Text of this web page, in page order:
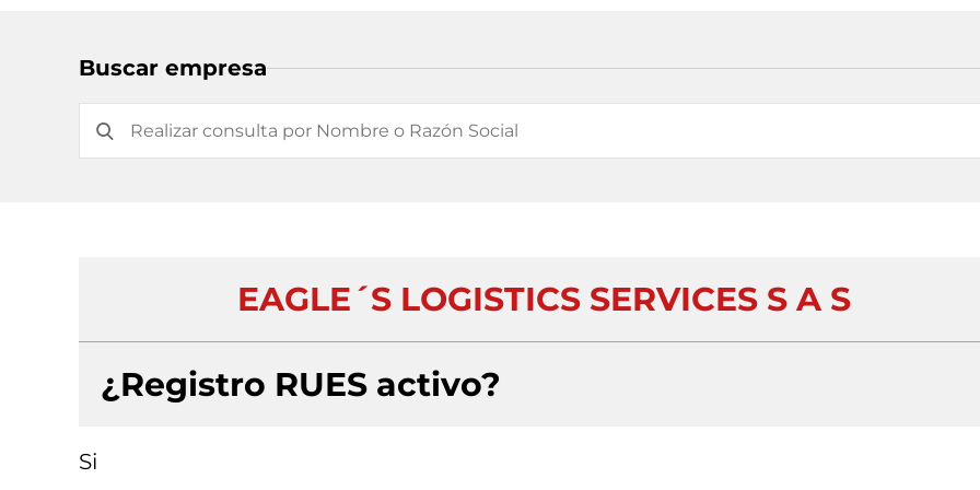
Buscar empresa
EAGLE´S LOGISTICS SERVICES S A S
¿Registro RUES activo?
Si